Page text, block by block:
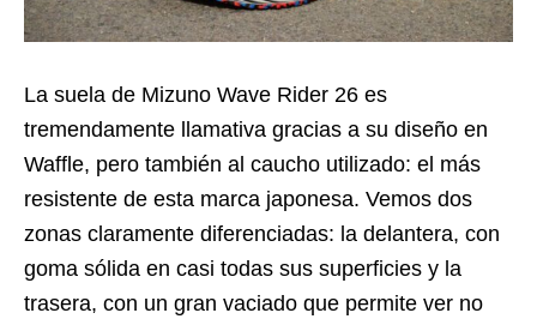
La suela de Mizuno Wave Rider 26 es
tremendamente llamativa gracias a su diseño en
Waffle, pero también al caucho utilizado: el más
resistente de esta marca japonesa. Vemos dos
zonas claramente diferenciadas: la delantera, con
goma sólida en casi todas sus superficies y la
trasera, con un gran vaciado que permite ver no